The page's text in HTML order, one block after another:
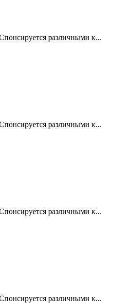
различными к...
различными к...
различными к...
различными к...